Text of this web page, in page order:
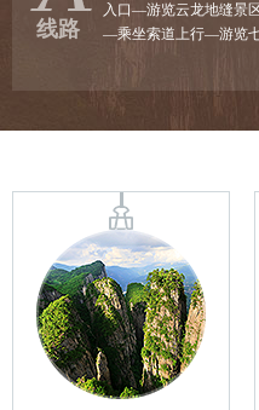
线路
入口—游览云龙地缝景
—乘坐索道上行—游览